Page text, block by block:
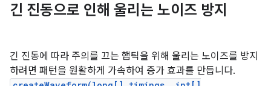
긴 진동으로 인해 울리는 노이즈 방지
긴 진동에 따라 주의를 끄는 햅틱을 위해 울리는 노이즈를 방지
하려면 패턴을 원활하게 가속하여 증가 효과를 만듭니다.